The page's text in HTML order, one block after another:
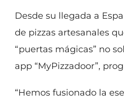
Desde su llegada a
de pizzas artesanales
“puertas mágicas” no
app “MyPizzadoor”,
“Hemos fusionado la